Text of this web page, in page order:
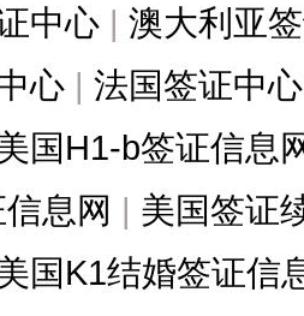
中心 | 澳大利亚
心 | 法国签证中心
国H1-b签证信息
息网 | 美国签证
国K1结婚签证信